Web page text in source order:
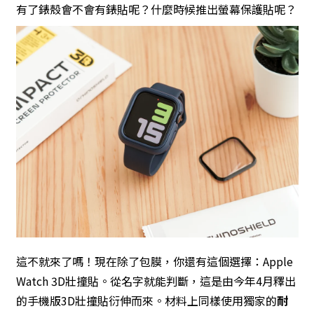
有了錶殼會不會有錶貼呢？什麼時候推出螢幕保護貼呢？
這不就來了嗎！現在除了包膜，你還有這個選擇：Apple
Watch 3D壯撞貼。從名字就能判斷，這是由今年4月釋出
的手機版3D壯撞貼衍伸而來。材料上同樣使用獨家的耐